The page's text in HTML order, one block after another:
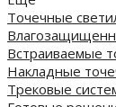
Точечные
Встраиваемые
Накладные
Трековые